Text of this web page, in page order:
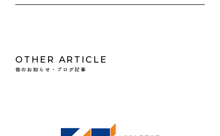
OTHER ARTICLE
他のお知らせ・ブログ記事